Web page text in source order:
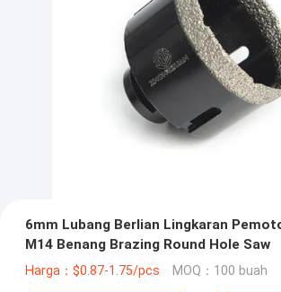
6mm Lubang Berlian Lingkaran
M14 Benang Brazing Round Hole Saw
Harga：$0.87-1.75/pcs MOQ：100 buah